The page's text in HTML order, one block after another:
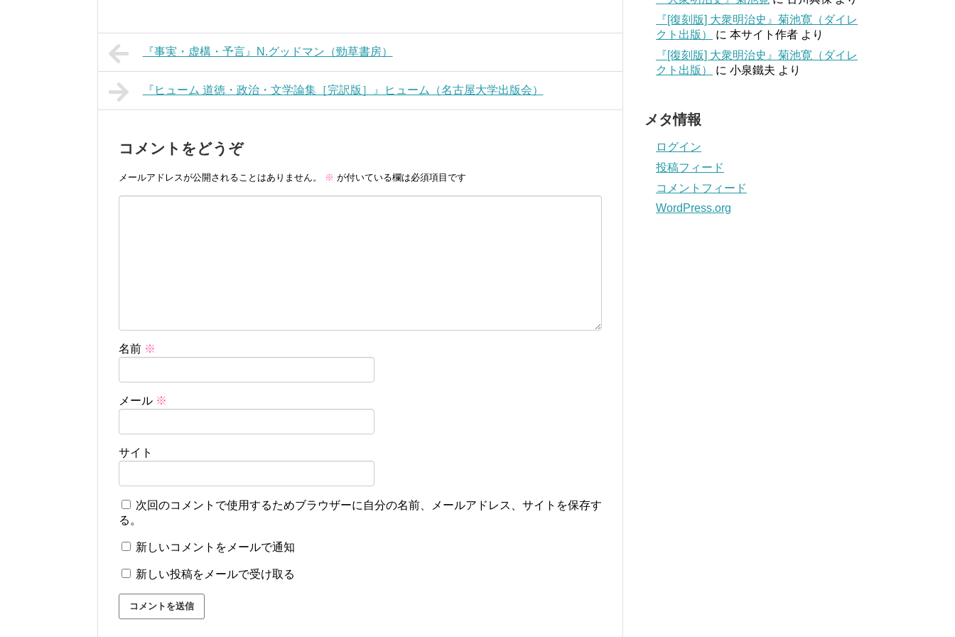
『事実・虚構・予言』N.グッドマン（勁草書房）
『ヒューム 道徳・政治・文学論集［完訳版］』ヒューム（名古屋大学出版会）
コメントをどうぞ
メールアドレスが公開されることはありません。 ※ が付いている欄は必須項目です
名前 ※
メール ※
サイト
次回のコメントで使用するためブラウザーに自分の名前、メールアドレス、サイトを保存す
る。
新しいコメントをメールで通知
新しい投稿をメールで受け取る
『[復刻版] 大衆明治史』菊池寛（ダイレ
クト出版）
に 本サイト作者 より
『[復刻版] 大衆明治史』菊池寛（ダイレ
クト出版）
に 小泉鐵夫 より
メタ情報
ログイン
投稿フィード
コメントフィード
WordPress.org